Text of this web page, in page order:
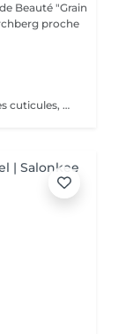
Beauté "Grain
proche
Beauté des pieds : Limage des ongles, retrait des cuticules, utilisation de la râpe pour les callosités et massage avec crème hydratante. Pédicure : Beauté des pieds + traitement des ongles incarnés/infectés + utilisation du bistouri pour les callosités.